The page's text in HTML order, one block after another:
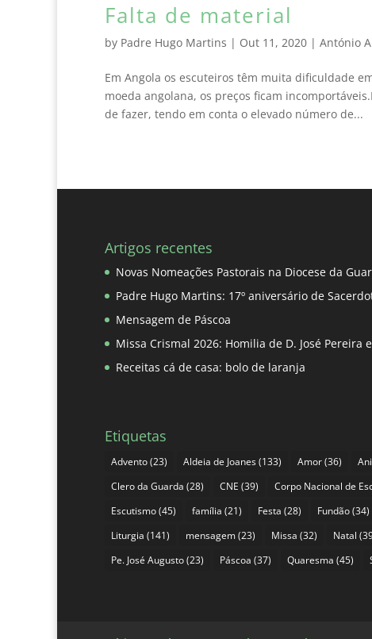
Falta de material
by Padre Hugo Martins | Out 11, 2020 | António
Em Angola os escuteiros têm muita dificuldade
moeda angolana, os preços ficam
de fazer, tendo em conta o elevado número de...
Artigos recentes
Novas Nomeações Pastorais na Diocese da
Padre Hugo Martins: 17º aniversário de
Mensagem de Páscoa
Missa Crismal 2026: Homilia de D. José Pereira
Receitas cá de casa: bolo de laranja
Etiquetas
Advento(23) Aldeia de Joanes(133) Amor(36)
Clero da Guarda (28) CNE (39) Corpo Nacional de
Escutismo(45) família (21) Festa (28) Fundão(34)
Liturgia (141) mensagem(23) Missa (32) Natal
Pe. José Augusto(23) Páscoa (37) Quaresma (45)